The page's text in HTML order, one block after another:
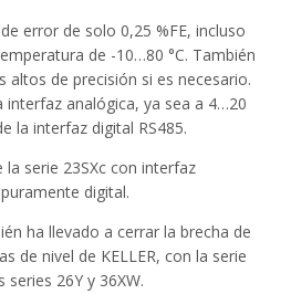
error de solo 0,25 %FE, incluso
de -10…80 °C. También
altos de precisión si es necesario.
interfaz analógica, ya sea a 4…20
la interfaz digital RS485.
serie 23SXc con interfaz
digital.
ha llevado a cerrar la brecha de
de nivel de KELLER, con la serie
26Y y 36XW.